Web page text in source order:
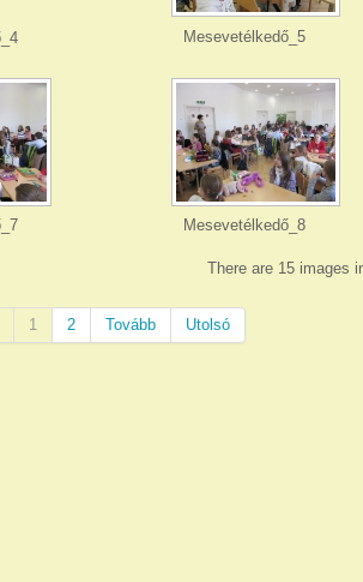
Mesevetélkedő_5
Mesevetélkedő_8
There are 15 images
1 2 Tovább Utolsó